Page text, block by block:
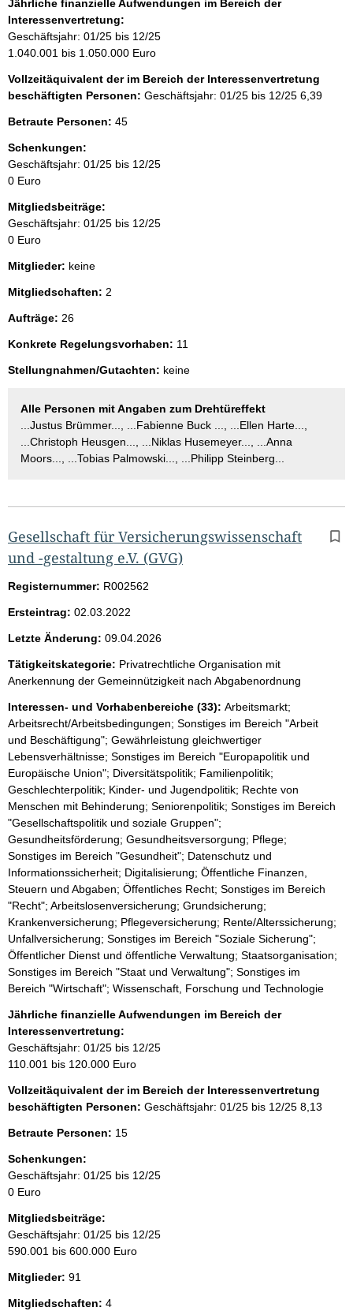
Jährliche finanzielle Aufwendungen im Bereich der
Interessenvertretung:
Geschäftsjahr: 01/25 bis 12/25
1.040.001 bis 1.050.000 Euro
Vollzeitäquivalent der im Bereich der Interessenvertretung
beschäftigten Personen: Geschäftsjahr: 01/25 bis 12/25 6,39
Betraute Personen: 45
Schenkungen:
Geschäftsjahr: 01/25 bis 12/25
0 Euro
Mitgliedsbeiträge:
Geschäftsjahr: 01/25 bis 12/25
0 Euro
Mitglieder: keine
Mitgliedschaften: 2
Aufträge: 26
Konkrete Regelungsvorhaben: 11
Stellungnahmen/Gutachten: keine
Alle Personen mit Angaben zum Drehtüreffekt
...Justus Brümmer..., ...Fabienne Buck ..., ...Ellen Harte...,
...Christoph Heusgen..., ...Niklas Husemeyer..., ...Anna
Moors..., ...Tobias Palmowski..., ...Philipp Steinberg...
Gesellschaft für Versicherungswissenschaft
und -gestaltung e.V. (GVG)
Registernummer: R002562
Ersteintrag: 02.03.2022
Letzte Änderung: 09.04.2026
Tätigkeitskategorie: Privatrechtliche Organisation mit
Anerkennung der Gemeinnützigkeit nach Abgabenordnung
Interessen- und Vorhabenbereiche (33): Arbeitsmarkt;
Arbeitsrecht/Arbeitsbedingungen; Sonstiges im Bereich "Arbeit
und Beschäftigung"; Gewährleistung gleichwertiger
Lebensverhältnisse; Sonstiges im Bereich "Europapolitik und
Europäische Union"; Diversitätspolitik; Familienpolitik;
Geschlechterpolitik; Kinder- und Jugendpolitik; Rechte von
Menschen mit Behinderung; Seniorenpolitik; Sonstiges im Bereich
"Gesellschaftspolitik und soziale Gruppen";
Gesundheitsförderung; Gesundheitsversorgung; Pflege;
Sonstiges im Bereich "Gesundheit"; Datenschutz und
Informationssicherheit; Digitalisierung; Öffentliche Finanzen,
Steuern und Abgaben; Öffentliches Recht; Sonstiges im Bereich
"Recht"; Arbeitslosenversicherung; Grundsicherung;
Krankenversicherung; Pflegeversicherung; Rente/Alterssicherung;
Unfallversicherung; Sonstiges im Bereich "Soziale Sicherung";
Öffentlicher Dienst und öffentliche Verwaltung; Staatsorganisation;
Sonstiges im Bereich "Staat und Verwaltung"; Sonstiges im
Bereich "Wirtschaft"; Wissenschaft, Forschung und Technologie
Jährliche finanzielle Aufwendungen im Bereich der
Interessenvertretung:
Geschäftsjahr: 01/25 bis 12/25
110.001 bis 120.000 Euro
Vollzeitäquivalent der im Bereich der Interessenvertretung
beschäftigten Personen: Geschäftsjahr: 01/25 bis 12/25 8,13
Betraute Personen: 15
Schenkungen:
Geschäftsjahr: 01/25 bis 12/25
0 Euro
Mitgliedsbeiträge:
Geschäftsjahr: 01/25 bis 12/25
590.001 bis 600.000 Euro
Mitglieder: 91
Mitgliedschaften: 4